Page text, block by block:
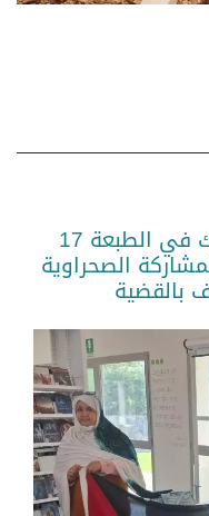
رئيس الوفد الصحراوي المشارك في الطبعة 17
الصحراوية
بالقضية